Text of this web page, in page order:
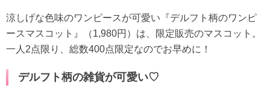
涼しげな色味のワンピースが可愛い『デルフト柄のワンピ
ースマスコット』（1,980円）は、限定販売のマスコット。
一人2点限り、総数400点限定なのでお早めに！
デルフト柄の雑貨が可愛い♡